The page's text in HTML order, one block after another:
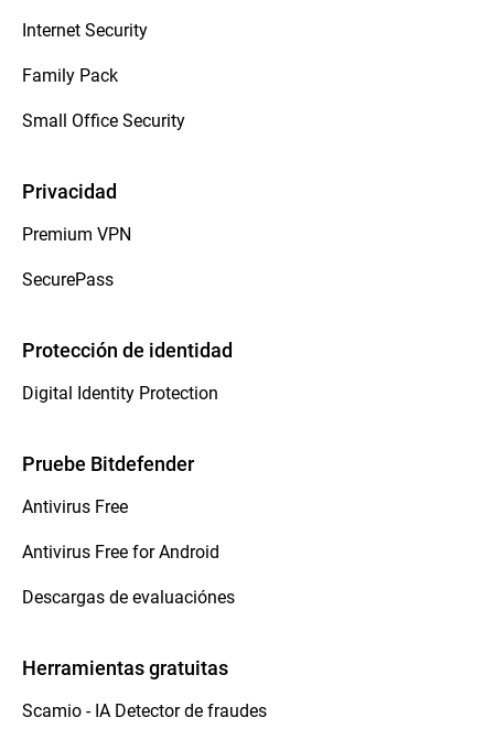
Internet Security
Family Pack
Small Office Security
Privacidad
Premium VPN
SecurePass
Protección de identidad
Digital Identity Protection
Pruebe Bitdefender
Antivirus Free
Antivirus Free for Android
Descargas de evaluaciónes
Herramientas gratuitas
Scamio - IA Detector de fraudes